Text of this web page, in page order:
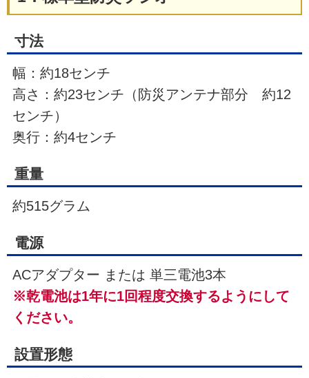
寸法
幅：約18センチ
高さ：約23センチ（防災アンテナ部分 約12
センチ）
奥行：約4センチ
重量
約515グラム
電源
ACアダプター または 単三電池3本
※乾電池は1年に1回程度交換するようにして
ください。
設置形態